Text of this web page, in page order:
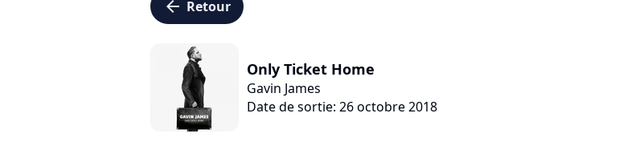
arrow_left Retour
Only Ticket Home
Gavin James
Date de sortie: 26 octobre 2018